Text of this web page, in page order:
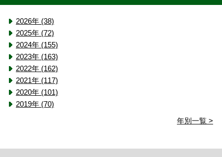
2026年 (38)
2025年 (72)
2024年 (155)
2023年 (163)
2022年 (162)
2021年 (117)
2020年 (101)
2019年 (70)
年別一覧 >